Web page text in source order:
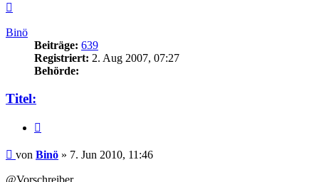
Binö
Beiträge: 639
Registriert: 2. Aug 2007, 07:27
Behörde:
Titel:
Beitrag
von Binö » 7. Jun 2010, 11:46